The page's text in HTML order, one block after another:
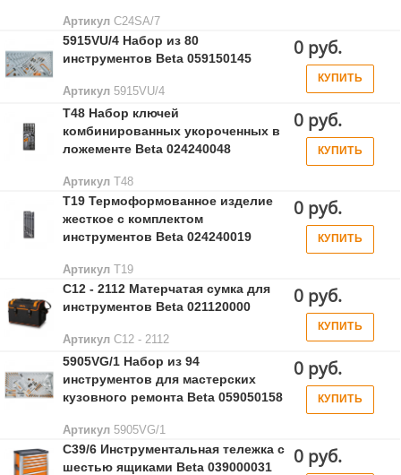
Артикул C24SA/7
5915VU/4 Набор из 80
инструментов Beta 059150145
Артикул 5915VU/4
0 руб.
КУПИТЬ
T48 Набор ключей
комбинированных укороченных в
ложементе Beta 024240048
Артикул T48
0 руб.
КУПИТЬ
T19 Термоформованное изделие
жесткое с комплектом
инструментов Beta 024240019
Артикул T19
0 руб.
КУПИТЬ
C12 - 2112 Матерчатая сумка для
инструментов Beta 021120000
Артикул C12 - 2112
0 руб.
КУПИТЬ
5905VG/1 Набор из 94
инструментов для мастерских
кузовного ремонта Beta 059050158
Артикул 5905VG/1
0 руб.
КУПИТЬ
C39/6 Инструментальная тележка с
шестью ящиками Beta 039000031
0 руб.